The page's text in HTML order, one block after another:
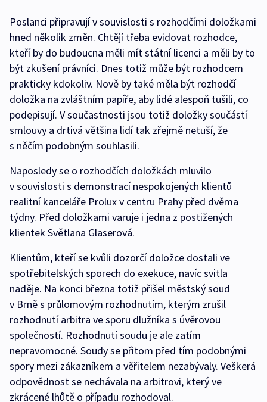
Poslanci připravují v souvislosti s rozhodčími doložkami
hned několik změn. Chtějí třeba evidovat rozhodce,
kteří by do budoucna měli mít státní licenci a měli by to
být zkušení právníci. Dnes totiž může být rozhodcem
prakticky kdokoliv. Nově by také měla být rozhodčí
doložka na zvláštním papíře, aby lidé alespoň tušili, co
podepisují. V součastnosti jsou totiž doložky součástí
smlouvy a drtivá většina lidí tak zřejmě netuší, že
s něčím podobným souhlasili.
Naposledy se o rozhodčích doložkách mluvilo
v souvislosti s demonstrací nespokojených klientů
realitní kanceláře Prolux v centru Prahy před dvěma
týdny. Před doložkami varuje i jedna z postižených
klientek Světlana Glaserová.
Klientům, kteří se kvůli dozorčí doložce dostali ve
spotřebitelských sporech do exekuce, navíc svitla
naděje. Na konci března totiž přišel městský soud
v Brně s průlomovým rozhodnutím, kterým zrušil
rozhodnutí arbitra ve sporu dlužníka s úvěrovou
společností. Rozhodnutí soudu je ale zatím
nepravomocné. Soudy se přitom před tím podobnými
spory mezi zákazníkem a věřitelem nezabývaly. Veškerá
odpovědnost se nechávala na arbitrovi, který ve
zkrácené lhůtě o případu rozhodoval.